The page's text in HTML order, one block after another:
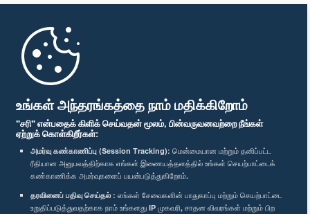
உங்கள் அந்தரங்கத்தை நாம் மதிக்கிறோம்
"சரி" என்பதைக் கிளிக் செய்வதன் மூலம், பின்வருவனவற்றை நீங்கள்
ஏற்றுக் கொள்கிறீர்கள்:
அமர்வு கண்காணிப்பு (Session Tracking): மென்மையான மற்றும் தனிப்பட்ட
ரீதியான அனுபவத்திற்காக எங்கள் இணையத்தளத்தில் உங்கள் செயற்பாட்டைக்
கண்காணிக்க அமர்வுகளைப் பயன்படுத்துகிறோம்.
தரவினைப் பதிவு செய்தல் : எங்கள் சேவைகளின் பாதுகாப்பு மற்றும் செயற்பாட்டை
உறுதிப்படுத்துவதற்காக நாம் உங்களது IP முகவரி, சாதன விவரங்கள் மற்றும் பிற
முதற்பக்கம்
பாராளுமன்ற கையடக்க செயலி
எம்மை பின்தொடர்க :
விருதுகள்